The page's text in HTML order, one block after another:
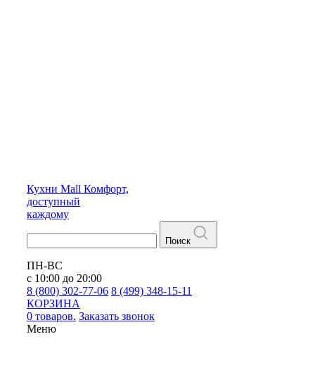
Кухни Mall Комфорт,
доступный
каждому
Поиск
ПН-ВС
с 10:00 до 20:00
8 (800) 302-77-06 8 (499) 348-15-11
КОРЗИНА
0 товаров. Заказать звонок
Меню